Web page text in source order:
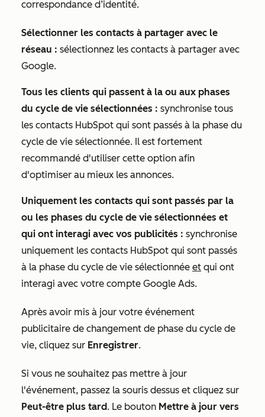
correspondance d’identité.
Sélectionner les contacts à partager avec le
réseau : sélectionnez les contacts à partager avec
Google.
Tous les clients qui passent à la ou aux phases
du cycle de vie sélectionnées : synchronise tous
les contacts HubSpot qui sont passés à la phase du
cycle de vie sélectionnée. Il est fortement
recommandé d'utiliser cette option afin
d'optimiser au mieux les annonces.
Uniquement les contacts qui sont passés par la
ou les phases du cycle de vie sélectionnées et
qui ont interagi avec vos publicités : synchronise
uniquement les contacts HubSpot qui sont passés
à la phase du cycle de vie sélectionnée et qui ont
interagi avec votre compte Google Ads.
Après avoir mis à jour votre événement
publicitaire de changement de phase du cycle de
vie, cliquez sur Enregistrer.
Si vous ne souhaitez pas mettre à jour
l'événement, passez la souris dessus et cliquez sur
Peut-être plus tard. Le bouton Mettre à jour vers